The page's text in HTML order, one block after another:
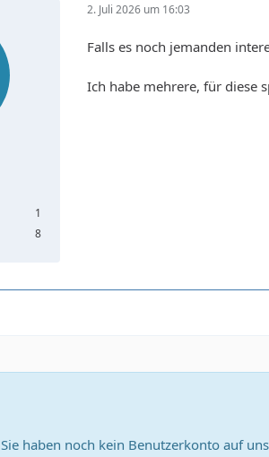
1
8
2. Juli 2026 um 16:03
Falls es noch jemanden
Ich habe mehrere, für diese
Sie haben noch kein Benutzerkonto auf